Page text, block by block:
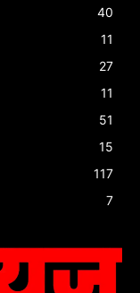
40
11
27
11
51
15
117
7